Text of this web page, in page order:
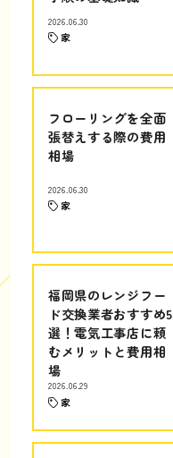
2026.06.30
家
フローリングを全面
張替えする際の費用
相場
2026.06.30
家
福岡県のレンジフー
ド交換業者おすすめ5
選！電気工事店に頼
むメリットと費用相
場
2026.06.29
家